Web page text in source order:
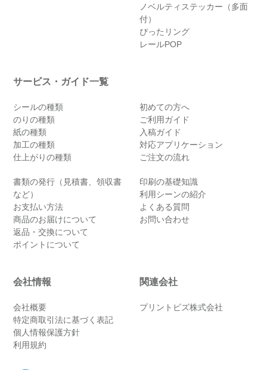
ノベルティステッカー（多面
付）
ぴったリング
レールPOP
サービス・ガイド一覧
シールの種類
のりの種類
紙の種類
加工の種類
仕上がりの種類
初めての方へ
ご利用ガイド
入稿ガイド
対応アプリケーション
ご注文の流れ
書類の発行（見積書、領収書
など）
お支払い方法
商品のお届けについて
返品・交換について
ポイントについて
印刷の基礎知識
利用シーンの紹介
よくある質問
お問い合わせ
会社情報
会社概要
特定商取引法に基づく表記
個人情報保護方針
利用規約
関連会社
プリントビズ株式会社